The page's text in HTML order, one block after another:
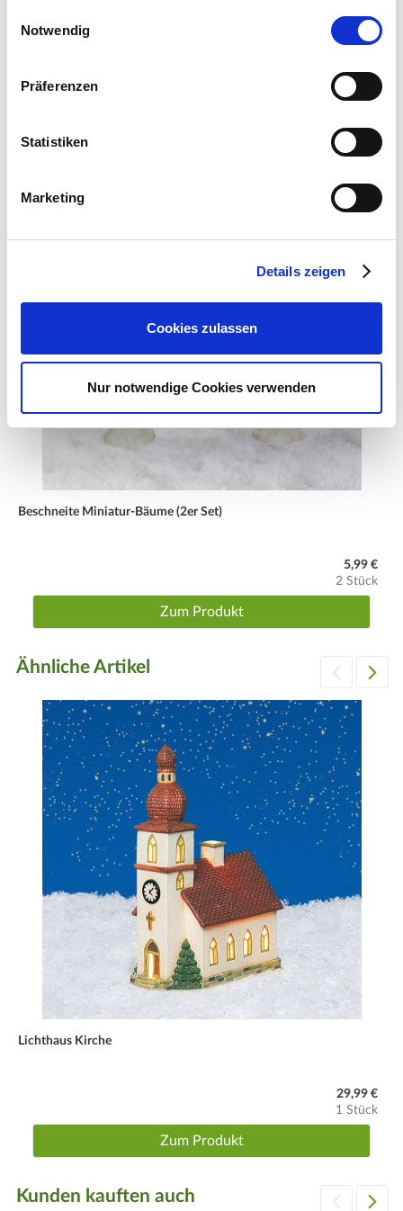
betätigen Sie anschließend den "OK"-Button:
Notwendig
Präferenzen
Statistiken
Marketing
Details zeigen
Cookies zulassen
Nur notwendige Cookies verwenden
Webseite:
Zubehör Produkte
Beschneite Miniatur-Bäume (2er Set)
5,99 €
2 Stück
Zum Produkt
Ähnliche Artikel
Lichthaus Kirche
29,99 €
1 Stück
Zum Produkt
Kunden kauften auch